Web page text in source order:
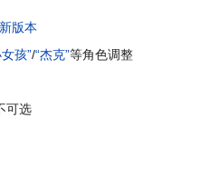
版本
孩”/“杰克”等角色调整
可选